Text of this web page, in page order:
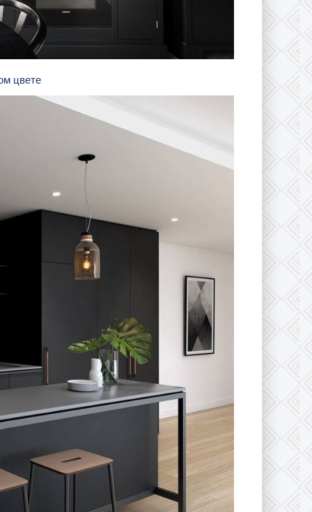
цвете